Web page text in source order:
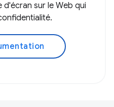
sur le Web qui